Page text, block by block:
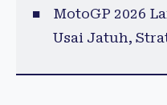
MotoGP 2026
Usai Jatuh,